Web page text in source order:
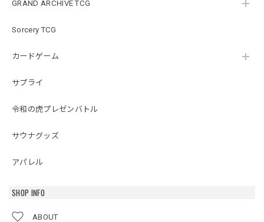
GRAND ARCHIVE TCG
Sorcery TCG
カードゲーム
サプライ
令和の虎プレゼンバトル
サウナグッズ
アパレル
SHOP INFO
ABOUT